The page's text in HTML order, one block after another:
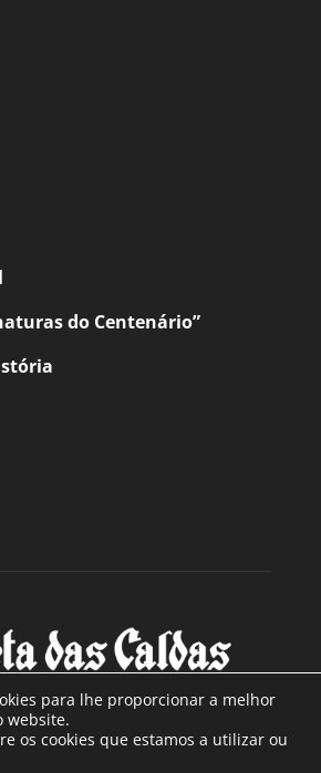
do Centenário”
SOBRE NÓS
para lhe proporcionar a melhor
website.
os cookies que estamos a utilizar ou